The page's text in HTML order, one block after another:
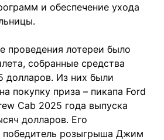
и обеспечение ухода
проведения лотереи было
собранные средства
долларов. Из них были
покупку приза – пикапа Ford
Cab 2025 года выпуска
долларов. Его
победитель розыгрыша Джим